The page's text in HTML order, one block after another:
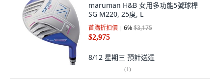
maruman H&B 女用多功能5號球桿
SG M220, 25度, L
首購折扣價 6%$3,175
$2,975
8/12 星期三 預計送達
(1)